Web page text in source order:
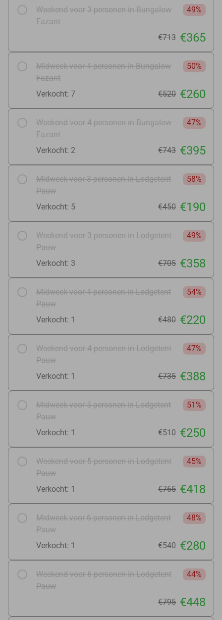
Weekend voor 3 personen in Bungalow
Fazant
49%
€713 €365
Midweek voor 4 personen in Bungalow
Fazant
50%
Verkocht: 7 €520 €260
Weekend voor 4 personen in Bungalow
Fazant
47%
Verkocht: 2 €743 €395
Midweek voor 3 personen in Lodgetent
Pauw
58%
Verkocht: 5 €450 €190
Weekend voor 3 personen in Lodgetent
Pauw
49%
Verkocht: 3 €705 €358
Midweek voor 4 personen in Lodgetent
Pauw
54%
Verkocht: 1 €480 €220
Weekend voor 4 personen in Lodgetent
Pauw
47%
Verkocht: 1 €735 €388
Midweek voor 5 personen in Lodgetent
Pauw
51%
Verkocht: 1 €510 €250
Weekend voor 5 personen in Lodgetent
Pauw
45%
Verkocht: 1 €765 €418
Midweek voor 6 personen in Lodgetent
Pauw
48%
Verkocht: 1 €540 €280
Weekend voor 6 personen in Lodgetent
Pauw
44%
€795 €448